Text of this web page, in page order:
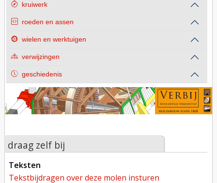
kruiwerk
roeden en assen
wielen en werktuigen
verwijzingen
geschiedenis
draag zelf bij
teksten
tekstbijdragen over deze molen insturen